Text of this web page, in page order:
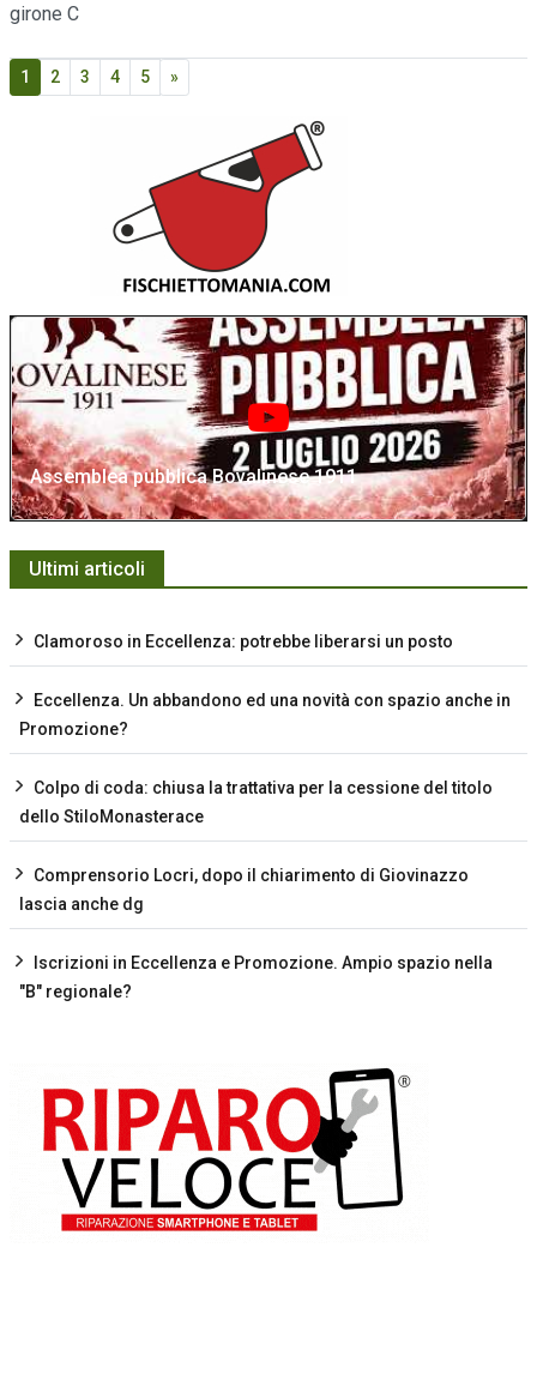
girone C
1 2 3 4 5 »
Assemblea pubblica Bovalinese 1911
Ultimi articoli
Clamoroso in Eccellenza: potrebbe liberarsi un posto
Eccellenza. Un abbandono ed una novità con spazio anche in
Promozione?
Colpo di coda: chiusa la trattativa per la cessione del titolo
dello StiloMonasterace
Comprensorio Locri, dopo il chiarimento di Giovinazzo
lascia anche dg
Iscrizioni in Eccellenza e Promozione. Ampio spazio nella
"B" regionale?